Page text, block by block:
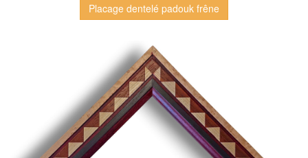
Placage dentelé padouk frêne